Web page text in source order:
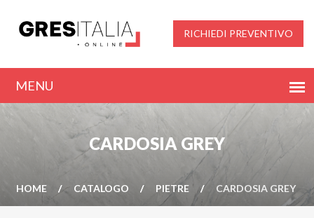
RICHIEDI PREVENTIVO
CARDOSIA GREY
HOME CATALOGO PIETRE CARDOSIA GREY